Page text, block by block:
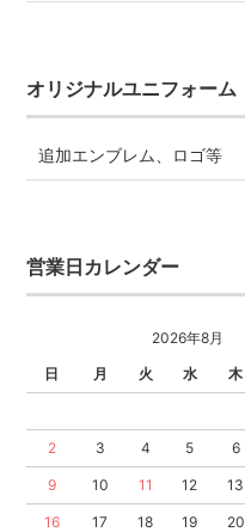
オリジナルユニフォーム
追加エンブレム、ロゴ等
営業日カレンダー
2026年8月
日
月 火 水 木
2 3 4 5 6
9 10 11 12 13
16 17 18 19 20